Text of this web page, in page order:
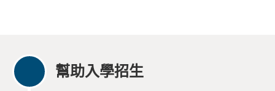
幫助入學招生